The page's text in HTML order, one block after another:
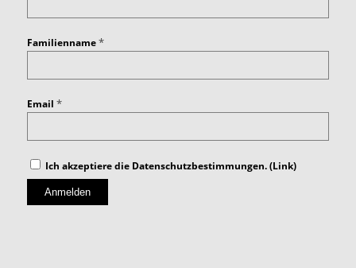
Familienname*
Email *
Ich akzeptiere die Datenschutzbestimmungen. (Link)